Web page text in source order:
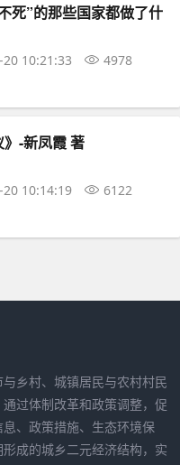
死”的那些国家都做了什
10:21:33 4978
》-新凤霞 著
10:14:19 6122
乡村、城镇居民与农村村民
过体制改革和政策调整，促
、政策措施、生态环境保
成的城乡二元经济结构，实